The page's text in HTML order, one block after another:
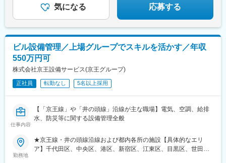
新宿三丁目駅、京急蒲田駅、不動前駅、門前仲町駅、要町駅、成
駅、城下駅(岡山県)、高松駅(香川県)、市役所前駅(愛媛県)、小倉
駅(福岡県)、祇園駅(福岡県)、北１２条駅、仙台駅、高津駅(神奈川
県)、船橋駅、千葉中央駅、京成津田沼駅、千駄ケ谷駅、大崎広小
路駅、浅草駅、立川北駅、東大手駅、静岡駅、新大阪駅、大宮駅
(京都府)、神戸三宮駅(阪神)、西川緑道公園駅、片原町駅(香川
県)、県庁前駅(愛媛県)、旦過駅、櫛田神社前駅
気になる 応募する
ビル設備管理／上場グループでスキルを活かす／年収
550万円可
株式会社京王設備サービス(京王グループ)
正社員 転勤なし 5名以上採用
仕事内容
【「京王線」や「井の頭線」沿線が主な職場】電気、空調、給排
水、防災等に関する設備管理全般
勤務地
★京王線・井の頭線沿線および都内各所の施設【具体的なエリ
ア】千代田区、中央区、港区、新宿区、江東区、目黒区、世田谷